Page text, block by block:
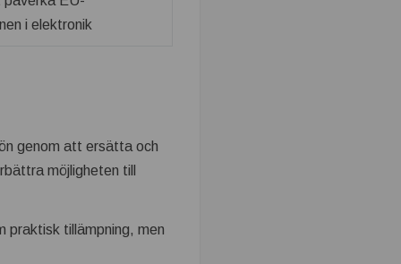
genom att ersätta och
möjligheten till
praktisk tillämpning, men